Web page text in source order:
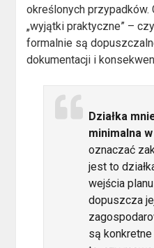
określonych
„wyjątki praktyczne” –
formalnie są
dokumentacji i
Działka
minimalna
oznaczać
jest to
wejścia
dopuszcza
są